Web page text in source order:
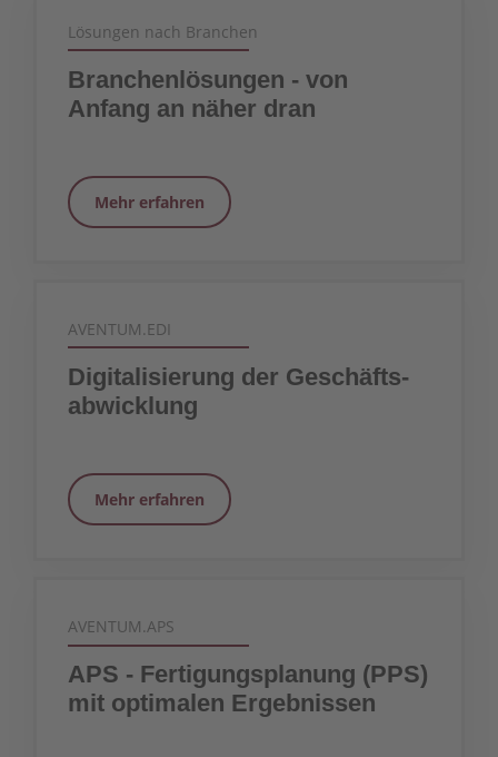
Lösungen nach Branchen
Branchen­lösungen - von
Anfang an näher dran
Mehr erfahren
AVENTUM.EDI
Digitalisierung der Geschäfts­
abwicklung
Mehr erfahren
AVENTUM.APS
APS - Fertigungs­planung (PPS)
mit optimalen Ergebnissen